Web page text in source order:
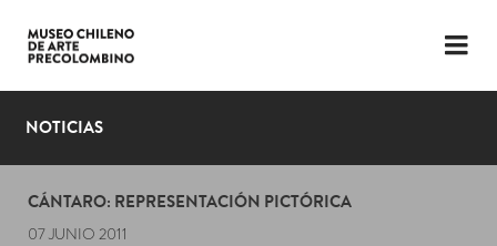
LENGUAJE
PLANIFICA TU VISITA
EXPOSICIONES
NOTICIAS
CÁNTARO: REPRESENTACIÓN PICTÓRICA
07 JUNIO 2011